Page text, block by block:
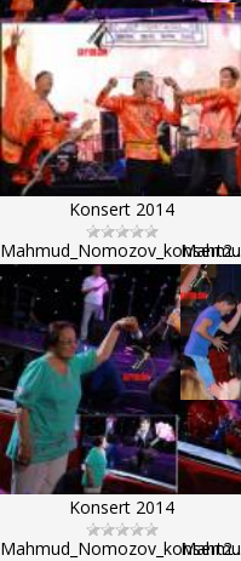
Konsert 2014
Konsert 2014